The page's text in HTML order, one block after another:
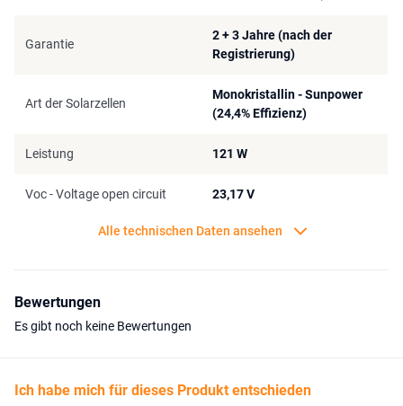
Die Installation ist unkompliziert: Das Modul wird mit 3M-Klebeband
und lässt sich schnell und sicher montieren. Dank des flachen
Designs und des versteckten Kabelausgangs fügt es sich nahtlos in
Kanten. Eine Garantie von fünf Jahren bietet zusätzliche Sicherheit
Garantie
2 + 3 Jahre (nach der
Registrierung)
Art der Solarzellen
Monokristallin - Sunpower
(24,4% Effizienz)
Leistung 121 W
Voc - Voltage open circuit 23,17 V
Alle technischen Daten ansehen
Bewertungen
Es gibt noch keine Bewertungen
Ich habe mich für dieses Produkt entschieden